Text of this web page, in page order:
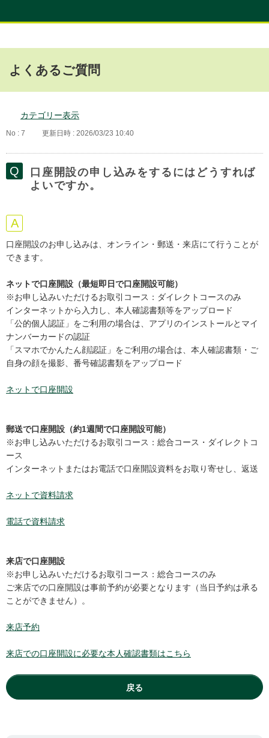
よくあるご質問
カテゴリー表示
No : 7 更新日時 : 2026/03/23 10:40
口座開設の申し込みをするにはどうすれば
よいですか。
口座開設のお申し込みは、オンライン・郵送・来店にて行うことが
できます。
ネットで口座開設（最短即日で口座開設可能）
※お申し込みいただけるお取引コース：ダイレクトコースのみ
インターネットから入力し、本人確認書類等をアップロード
「公的個人認証」をご利用の場合は、アプリのインストールとマイ
ナンバーカードの認証
「スマホでかんたん顔認証」をご利用の場合は、本人確認書類・ご
自身の顔を撮影、番号確認書類をアップロード
ネットで口座開設
郵送で口座開設（約1週間で口座開設可能）
※お申し込みいただけるお取引コース：総合コース・ダイレクトコ
ース
インターネットまたはお電話で口座開設資料をお取り寄せし、返送
ネットで資料請求
電話で資料請求
来店で口座開設
※お申し込みいただけるお取引コース：総合コースのみ
ご来店での口座開設は事前予約が必要となります（当日予約は承る
ことができません）。
来店予約
来店での口座開設に必要な本人確認書類はこちら
戻る